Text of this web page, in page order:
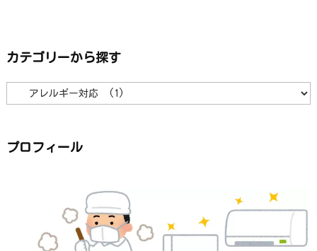
カテゴリーから探す
ゴ
ら
探
プロフィール